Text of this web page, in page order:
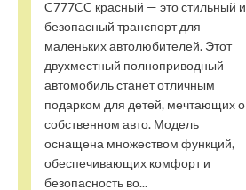
C777CC красный — это стильный и
безопасный транспорт для
маленьких автолюбителей. Этот
двухместный полноприводный
автомобиль станет отличным
подарком для детей, мечтающих о
собственном авто. Модель
оснащена множеством функций,
обеспечивающих комфорт и
безопасность во...